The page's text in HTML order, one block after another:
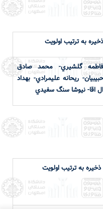
ذخيره به ترتيب اولويت
فاطمه گلشيري- محمد صادق
حبيبيان- ريحانه عليمرادي- بهداد
ال اقا- نيوشا سنگ سفيدي
ذخيره به ترتيب اولويت